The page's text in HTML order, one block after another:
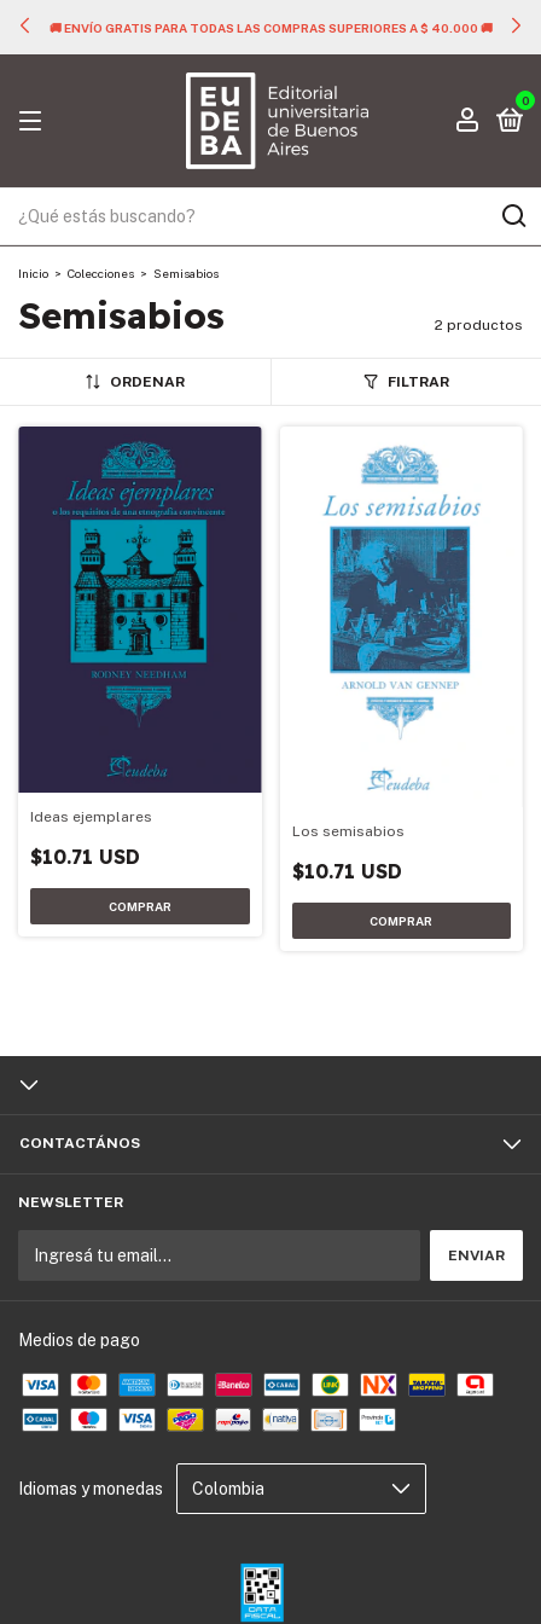
🚚 ENVÍO GRATIS PARA TODAS LAS COMPRAS SUPERIORES A $ 40.000 🚚
0
Inicio > Colecciones > Semisabios
Semisabios 2 productos
ORDENAR FILTRAR
Ideas ejemplares
$10.71 USD
Los semisabios
$10.71 USD
CONTACTÁNOS
NEWSLETTER
Medios de pago
Idiomas y monedas